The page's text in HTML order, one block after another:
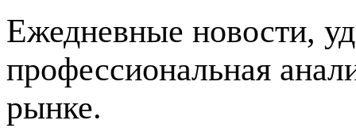
Ежедневные новости,
профессиональная
рынке.